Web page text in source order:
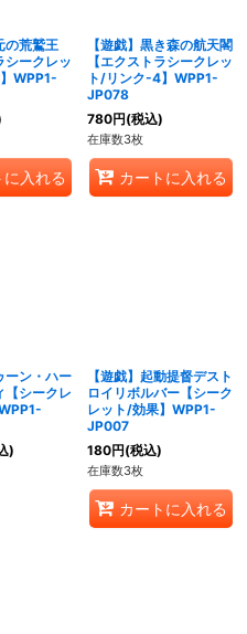
む
の荒鷲王
シークレッ
WPP1-
に入れる
【遊戯】黒き森の航天閣
【エクストラシークレッ
ト/リンク-4】WPP1-
JP078
780円(税込)
在庫数3枚
カートに入れる
ーン・ハー
【シークレ
)
【遊戯】起動提督デスト
ロイリボルバー【シーク
レット/効果】WPP1-
JP007
180円(税込)
在庫数3枚
カートに入れる